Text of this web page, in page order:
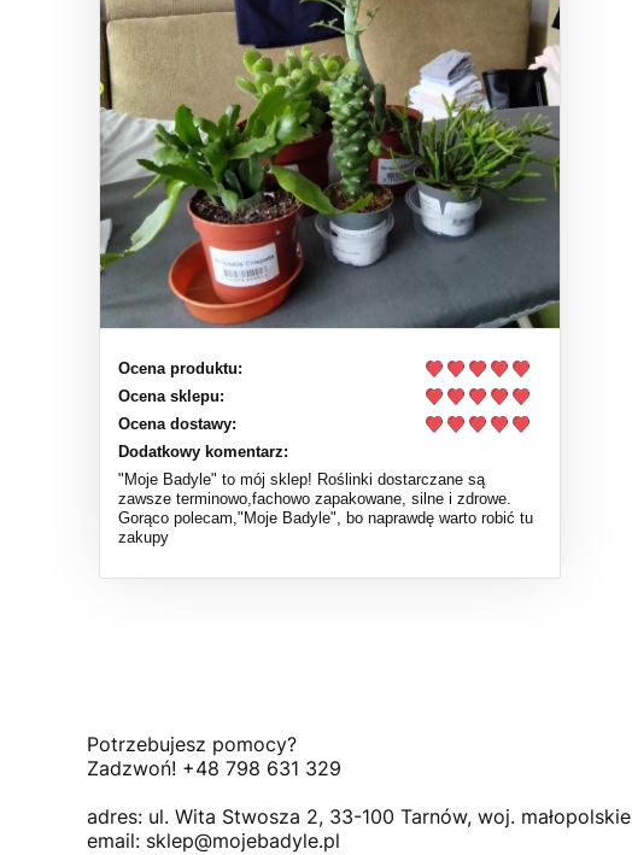
Ocena produktu:
Ocena sklepu:
Ocena dostawy:
Dodatkowy komentarz:
"Moje Badyle" to mój sklep! Roślinki dostarczane są
zawsze terminowo,fachowo zapakowane, silne i zdrowe.
Gorąco polecam,"Moje Badyle", bo naprawdę warto robić tu
zakupy
Potrzebujesz pomocy?
Zadzwoń! +48 798 631 329
adres: ul. Wita Stwosza 2, 33-100 Tarnów, woj. małopolskie
email: sklep@mojebadyle.pl